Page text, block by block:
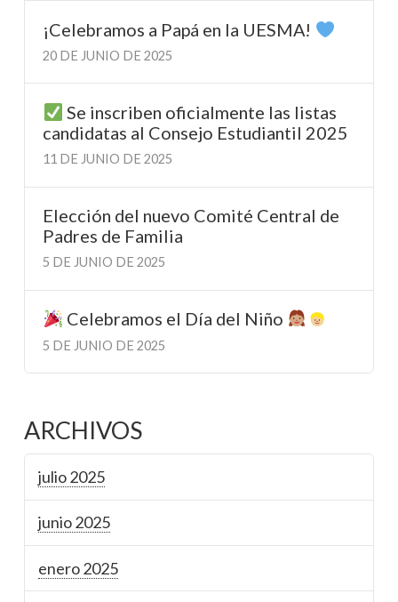
¡Celebramos a Papá en la UESMA!
20 DE JUNIO DE 2025
Se inscriben oficialmente las listas
candidatas al Consejo Estudiantil 2025
11 DE JUNIO DE 2025
Elección del nuevo Comité Central de
Padres de Familia
5 DE JUNIO DE 2025
Celebramos el Día del Niño
5 DE JUNIO DE 2025
ARCHIVOS
julio 2025
junio 2025
enero 2025